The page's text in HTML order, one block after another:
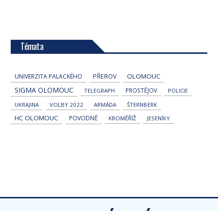
Témata
UNIVERZITA PALACKÉHO PŘEROV OLOMOUC
SIGMA OLOMOUC TELEGRAPH PROSTĚJOV
POLICIE
UKRAJINA
VOLBY 2022 ARMÁDA ŠTERNBERK
HC OLOMOUC POVODNĚ KROMĚŘÍŽ JESENÍKY